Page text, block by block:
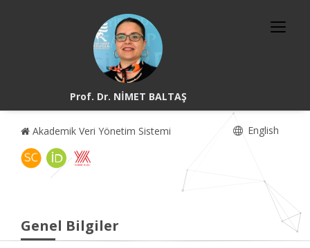
Prof. Dr. NİMET BALTAŞ
Akademik Veri Yönetim Sistemi English
Genel Bilgiler